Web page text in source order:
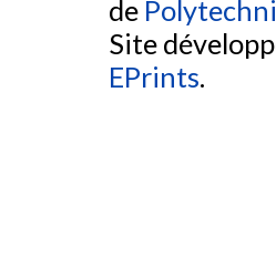
de
Site
EPrints.